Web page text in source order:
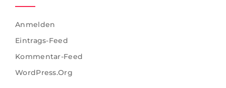
Anmelden
Eintrags-Feed
Kommentar-Feed
WordPress.org